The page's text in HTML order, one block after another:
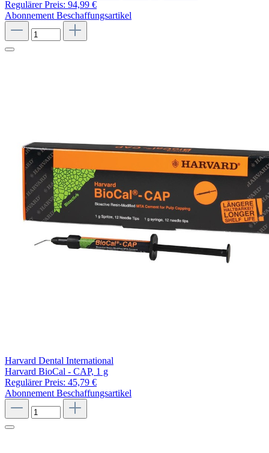
Regulärer Preis: 94,99 €
Abonnement Beschaffungsartikel
Harvard Dental International
Harvard BioCal - CAP, 1 g
Regulärer Preis: 45,79 €
Abonnement Beschaffungsartikel